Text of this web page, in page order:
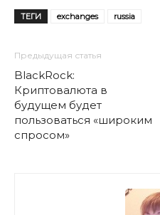
ТЕГИ exchanges russia
Предыдущая статья
BlackRock:
Криптовалюта в
будущем будет
пользоваться «широким
спросом»